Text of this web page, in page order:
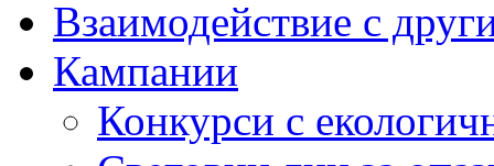
Взаимодействие с
Кампании
Конкурси с